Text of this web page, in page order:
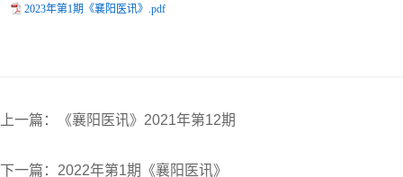
2023年第1期《襄阳医讯》.pdf
上一篇：《襄阳医讯》2021年第12期
下一篇：2022年第1期《襄阳医讯》